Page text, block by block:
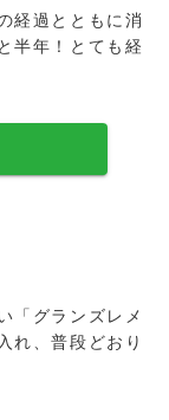
経過とともに消
半年！とても経
「グランズレメ
れ、普段どおり